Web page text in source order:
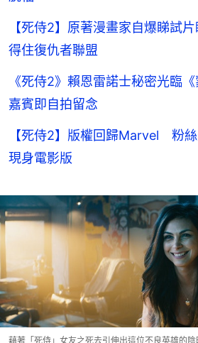
【死侍2】原著漫畫家自爆睇試
得住復仇者聯盟
《死侍2》賴恩雷諾士秘密光臨
嘉賓即自拍留念
【死侍2】版權回歸Marvel 粉
現身電影版
藉著「死侍」女友之死去引伸出這位不良英雄的